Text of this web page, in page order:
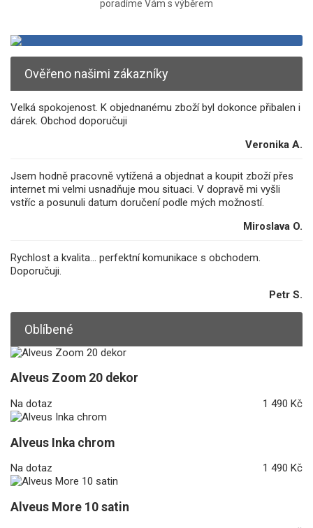
poradíme Vám s výběrem
Ověřeno našimi zákazníky
Velká spokojenost. K objednanému zboží byl dokonce přibalen i
dárek. Obchod doporučuji
Veronika A.
Jsem hodně pracovně vytížená a objednat a koupit zboží přes
internet mi velmi usnadňuje mou situaci. V dopravě mi vyšli
vstříc a posunuli datum doručení podle mých možností.
Miroslava O.
Rychlost a kvalita... perfektní komunikace s obchodem.
Doporučuji.
Petr S.
Oblíbené
Alveus Zoom 20 dekor
Na dotaz 1 490 Kč
Alveus Inka chrom
Na dotaz 1 490 Kč
Alveus More 10 satin